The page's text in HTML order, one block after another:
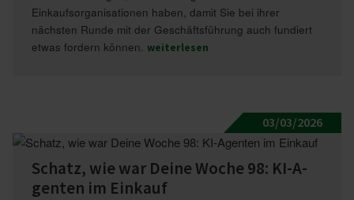
Einkaufsorganisationen haben, damit Sie bei ihrer
nächsten Runde mit der Geschäftsführung auch fundiert
etwas fordern können. weiterlesen
03/03/2026
Schatz, wie war Deine Woche 98: KI-A­
genten im Einkauf